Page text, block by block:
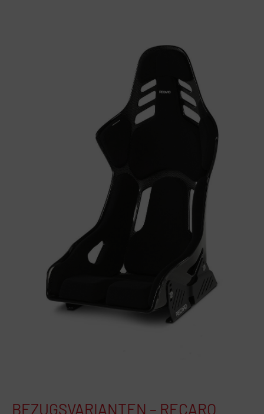
BEZUGSVARIANTEN – RECARO